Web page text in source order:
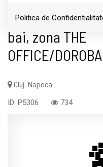
Politica de
Apart. spatios,
bai, zona THE
OFFICE/
Cluj-Napoca
ID: P5306 734